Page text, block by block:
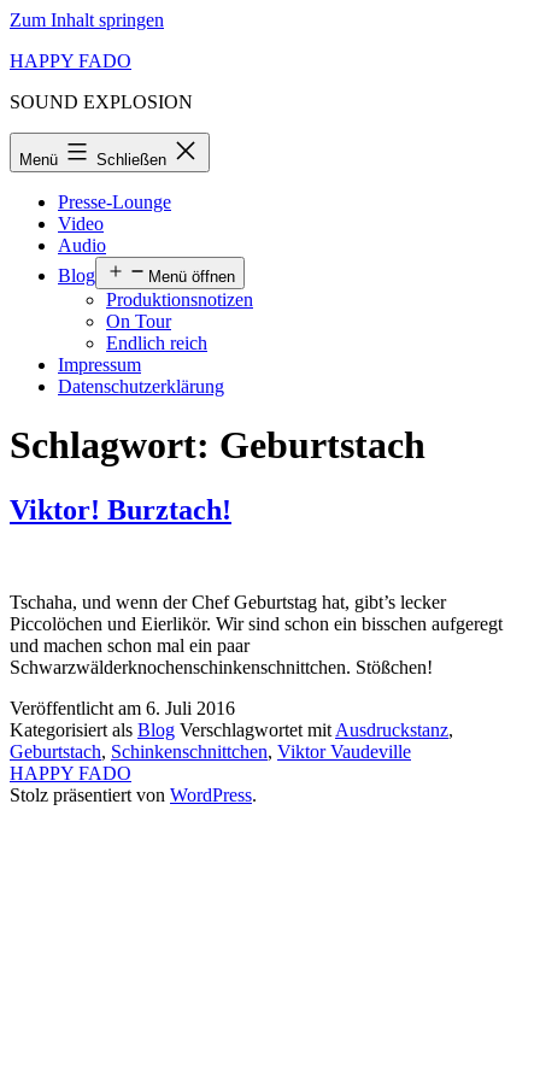
Zum Inhalt springen
HAPPY FADO
SOUND EXPLOSION
Menü Schließen
Presse-Lounge
Video
Audio
Blog
Menü öffnen
Produktionsnotizen
On Tour
Endlich reich
Impressum
Datenschutzerklärung
Schlagwort: Geburtstach
Viktor! Burztach!
Tschaha, und wenn der Chef Geburtstag hat, gibt’s lecker
Piccolöchen und Eierlikör. Wir sind schon ein bisschen aufgeregt
und machen schon mal ein paar
Schwarzwälderknochenschinkenschnittchen. Stößchen!
Veröffentlicht am 6. Juli 2016
Kategorisiert als Blog Verschlagwortet mit Ausdruckstanz,
Geburtstach, Schinkenschnittchen, Viktor Vaudeville
HAPPY FADO
Stolz präsentiert von WordPress.